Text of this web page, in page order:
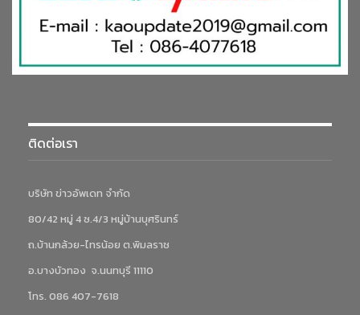
ติดต่อเรา
บริษัท ข่าวอัพเดท จำกัด
80/42 หมู่ 4 ซ.4/3 หมู่บ้านบุศรินทร์
ถ.บ้านกล้วย-ไทรน้อย ต.พิมลราช
อ.บางบัวทอง จ.นนทบุรี 11110
โทร. 086 407-7618